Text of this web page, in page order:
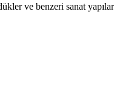
ve benzeri sanat